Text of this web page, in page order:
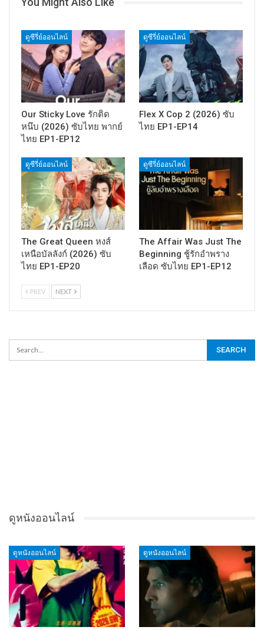
ดูซีรี่ย์ออนไลน์
Our Sticky Love รักติด
หนึบ (2026) ซับไทย พากย์
ไทย EP1-EP12
ดูซีรี่ย์ออนไลน์
Flex X Cop 2 (2026) ซับ
ไทย EP1-EP14
ดูซีรี่ย์ออนไลน์
The Great Queen หงส์
เหนือบัลลังก์ (2026) ซับ
ไทย EP1-EP20
ดูซีรี่ย์ออนไลน์
The Affair Was Just The
Beginning ชู้รักอำพราง
เลือด ซับไทย EP1-EP12
PREV NEXT
ดูหนังออนไลน์
ดูหนังออนไลน์ ดูหนังออนไลน์